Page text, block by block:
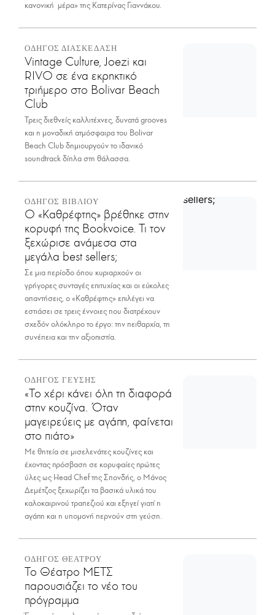
κανονική μέρα» της Κατερίνας Γιαννάκου.
ΟΔΗΓΟΣ ΔΙΑΣΚΕΔΑΣΗ
Vintage Culture, Joezi και
RIVO σε ένα εκρηκτικό
τριήμερο στο Bolivar Beach
Club
Τρεις διεθνείς καλλιτέχνες, δυνατά grooves
και η μοναδική ατμόσφαιρα του Bolivar
Beach Club δημιουργούν το ιδανικό
soundtrack δίπλα στη θάλασσα.
ΟΔΗΓΟΣ ΒΙΒΛΙΟΥ
Ο «Καθρέφτης» βρέθηκε στην
κορυφή της Bookvoice. Τι τον
ξεχώρισε ανάμεσα στα
μεγάλα best sellers;
Σε μια περίοδο όπου κυριαρχούν οι
γρήγορες συνταγές επιτυχίας και οι εύκολες
απαντήσεις, ο «Καθρέφτης» επιλέγει να
εστιάσει σε τρεις έννοιες που διατρέχουν
σχεδόν ολόκληρο το έργο: την πειθαρχία, τη
συνέπεια και την αξιοπιστία.
ΟΔΗΓΟΣ ΓΕΥΣΗΣ
«Το χέρι κάνει όλη τη διαφορά
στην κουζίνα. Όταν
μαγειρεύεις με αγάπη, φαίνεται
στο πιάτο»
Με θητεία σε μισελενάτες κουζίνες και
έχοντας πρόσβαση σε κορυφαίες πρώτες
ύλες ως Head Chef της Σπονδής, ο Μάνος
Δεμέτζος ξεχωρίζει τα βασικά υλικά του
καλοκαιρινού τραπεζιού και εξηγεί γιατί η
αγάπη και η υπομονή περνούν στη γεύση.
ΟΔΗΓΟΣ ΘΕΑΤΡΟΥ
Το Θέατρο ΜΕΤΣ
παρουσιάζει το νέο του
πρόγραμμα